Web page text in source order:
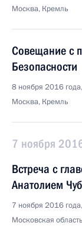
Москва, Кремль
Совещание с
Безопасности
8 ноября 2016
Москва, Кремль
7 ноября
Встреча с
Анатолием
7 ноября 2016
Московская